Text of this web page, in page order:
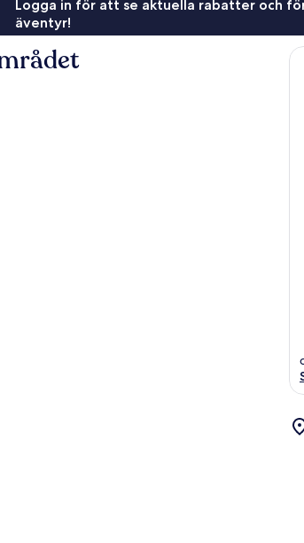
Logga in för att se aktuella rabatter och
äventyr!